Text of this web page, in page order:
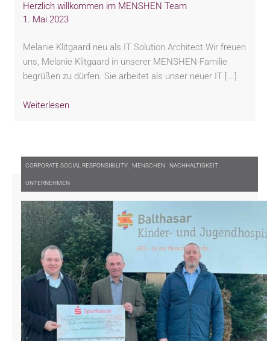
Herzlich willkommen im MENSHEN Team
1. Mai 2023
Melanie Klitgaard neu als IT Solution Architect Wir freuen
uns, Melanie Klitgaard in unserer MENSHEN-Familie
begrüßen zu dürfen. Sie arbeitet als unser neuer IT [...]
Weiterlesen
CORPORATE SOCIAL RESPONSIBILITY, MENSCHEN, NACHHALTIGKEIT,
UNTERNEHMEN